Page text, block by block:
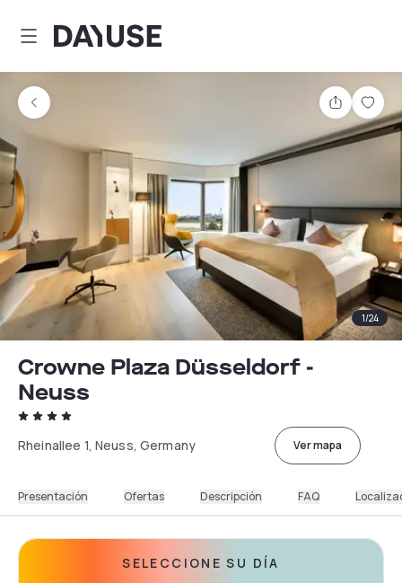
Dayuse
1/24
Crowne Plaza Düsseldorf -
Neuss
Rheinallee 1, Neuss, Germany Ver mapa
Presentación Ofertas Descripción FAQ
SELECCIONE SU DÍA